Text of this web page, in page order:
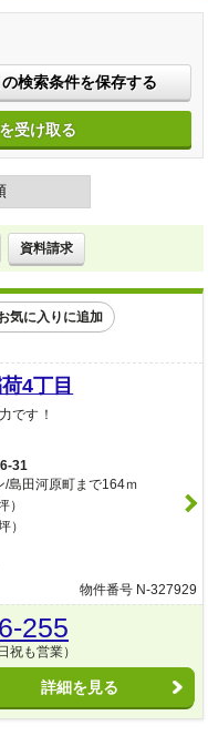
の検索条件を保存する
受け取る
資料請求
気に入りに追加
4丁目
です！
31
/島田河原町まで164ｍ
）
）
物件番号 N-327929
255
祝も営業）
詳細を見る